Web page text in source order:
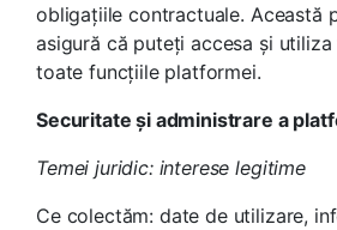
obligațiile contractuale. Această
asigură că puteți accesa și
toate funcțiile platformei.
Securitate și administrare a
Temei juridic: interese legitime
Ce colectăm: date de utilizare,